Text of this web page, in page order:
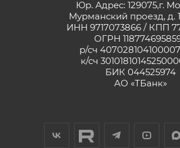
Юр. Адрес: 129075,г.
Мурманский проезд, д.
ИНН 9717073866 / КПП
ОГРН
р/сч
к/сч
БИК 044525974
АО «ТБанк»